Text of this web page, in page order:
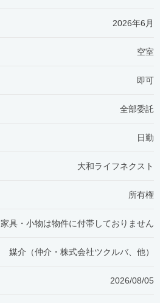
2026年6月
空室
即可
全部委託
日勤
大和ライフネクスト
所有権
家具・小物は物件に付帯しておりません
媒介（仲介・ 株式会社ツクルバ、他）
2026/08/05